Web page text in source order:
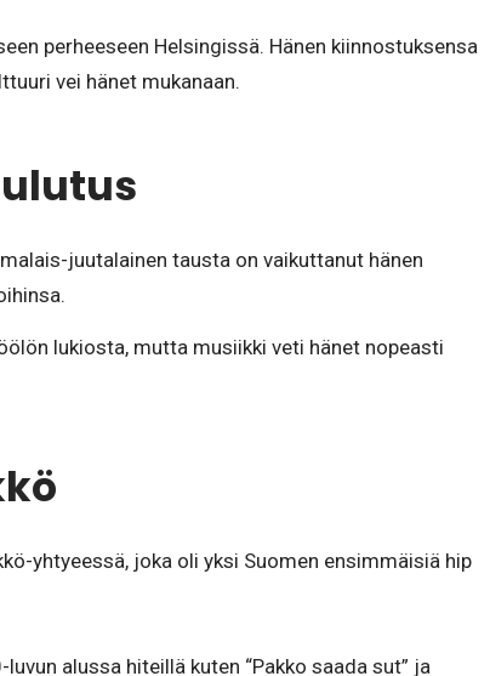
perheeseen Helsingissä. Hänen kiinnostuksensa
vei hänet mukanaan.
juutalainen tausta on vaikuttanut hänen
lukiosta, mutta musiikki veti hänet nopeasti
yhtyeessä, joka oli yksi Suomen ensimmäisiä hip
alussa hiteillä kuten “Pakko saada sut” ja